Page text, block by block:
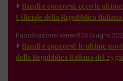
Bandi e concorsi: ecco le
Ufficiale della Repubblica
Pubblicazione: venerdì 26 Giugno
Bandi e concorsi: le ultime
della Repubblica Italiana del 23